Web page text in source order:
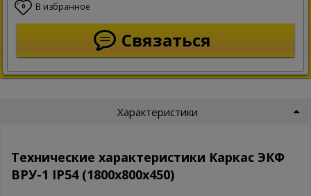
0 В избранное
Связаться
Характеристики
Технические характеристики Каркас ЭКФ
ВРУ-1 IP54 (1800х800х450)